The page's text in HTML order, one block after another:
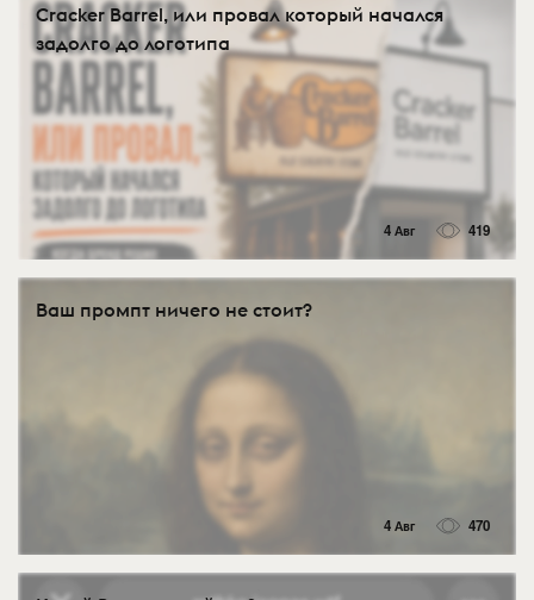
Cracker Barrel, или провал который начался
задолго до логотипа
4 Авг 419
Ваш промпт ничего не стоит?
4 Авг 470